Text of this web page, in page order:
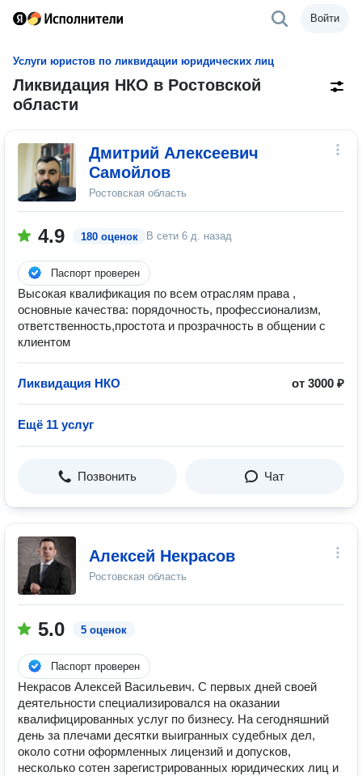
Войти
Услуги юристов по ликвидации юридических лиц
Ликвидация НКО в Ростовской
области
Дмитрий Алексеевич
Самойлов
Ростовская область
4.9 180 оценок В сети 6 д. назад
Паспорт проверен
Высокая квалификация по всем отраслям права ,
основные качества: порядочность, профессионализм,
ответственность,простота и прозрачность в общении с
клиентом
Ликвидация НКО от 3000 ₽
Ещё 11 услуг
Позвонить Чат
Алексей Некрасов
Ростовская область
5.0 5 оценок
Паспорт проверен
Некрасов Алексей Васильевич. С первых дней своей
деятельности специализировался на оказании
квалифицированных услуг по бизнесу. На сегодняшний
день за плечами десятки выигранных судебных дел,
около сотни оформленных лицензий и допусков,
несколько сотен зарегистрированных юридических лиц и